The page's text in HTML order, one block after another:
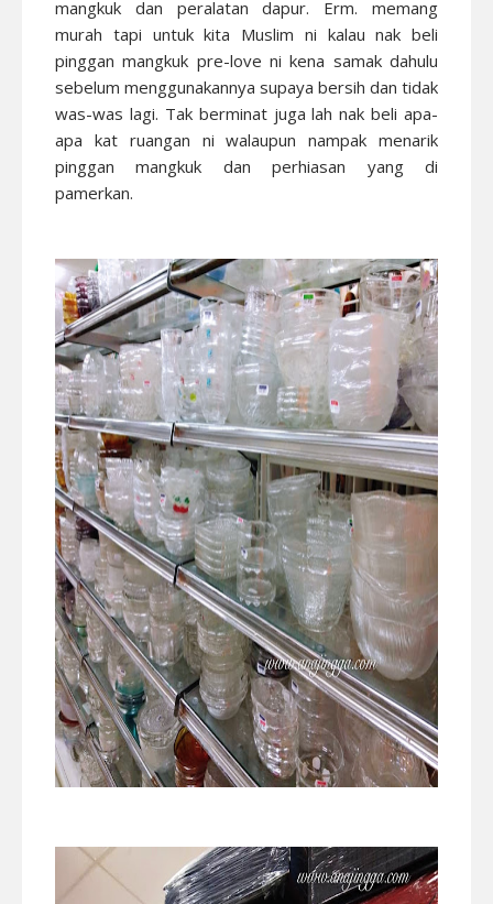
mangkuk dan peralatan dapur. Erm. memang
murah tapi untuk kita Muslim ni kalau nak beli
pinggan mangkuk pre-love ni kena samak dahulu
sebelum menggunakannya supaya bersih dan tidak
was-was lagi. Tak berminat juga lah nak beli apa-
apa kat ruangan ni walaupun nampak menarik
pinggan mangkuk dan perhiasan yang di
pamerkan.